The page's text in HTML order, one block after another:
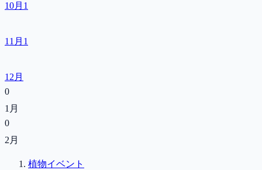
10月 1
11月 1
12月
0
1月
0
2月
植物イベント